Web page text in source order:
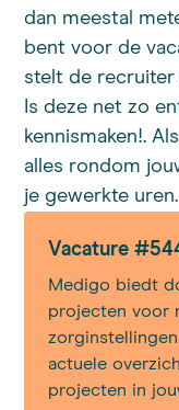
dan meestal
bent voor de
stelt de recruiter
Is deze net zo
kennismaken!.
alles rondom
je gewerkte
Vacature
Medigo biedt
projecten voor
actuele
projecten in